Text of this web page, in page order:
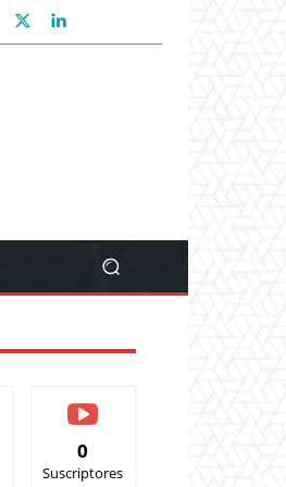
0
Suscriptores